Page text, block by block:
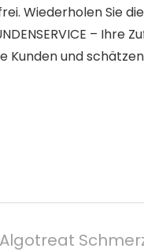
Wiederholen Sie
–
Kunden und
Algotreat